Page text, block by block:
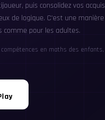
puis consolidez vos acquis
de logique. C'est une manière
comme pour les adultes.
en maths des enfants,